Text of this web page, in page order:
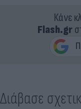
Κάνε
Flash.gr
Διάβασε